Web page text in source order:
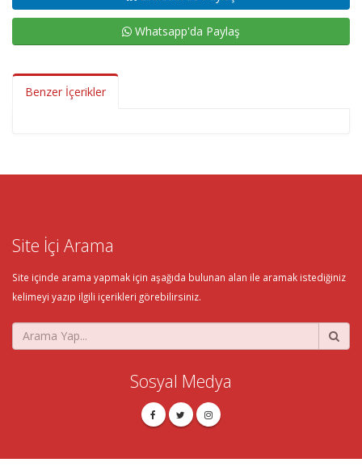
Whatsapp'da Paylaş
Benzer İçerikler
Site İçi Arama
Site içinde arama yapmak için aşağıda bulunan alan ile aramak istediğiniz
kelimeyi yazıp ilgili içerikleri görebilirsiniz.
Sosyal Medya